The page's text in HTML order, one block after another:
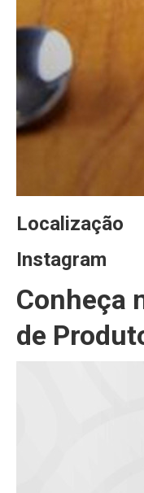
Localização
Instagram
Conheça
de